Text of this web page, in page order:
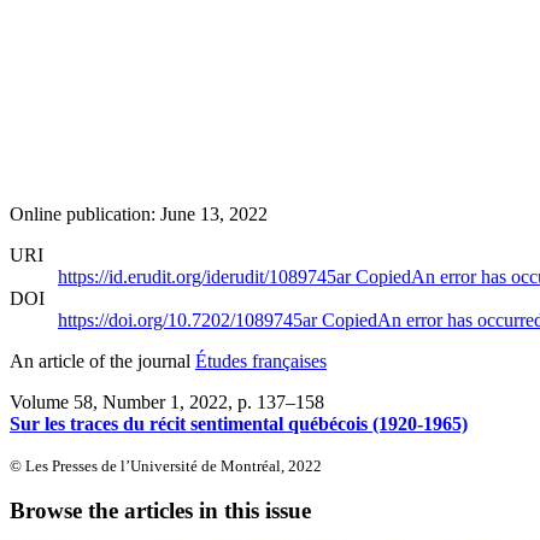
Online publication: June 13, 2022
URI
https://id.erudit.org/iderudit/1089745arCopiedAn error has
DOI
https://doi.org/10.7202/1089745arCopiedAn error has
An article of the journal Études françaises
Volume 58, Number 1, 2022, p. 137–158
Sur les traces du récit sentimental québécois (1920-1965)
© Les Presses de l’Université de Montréal, 2022
Browse the articles in this issue